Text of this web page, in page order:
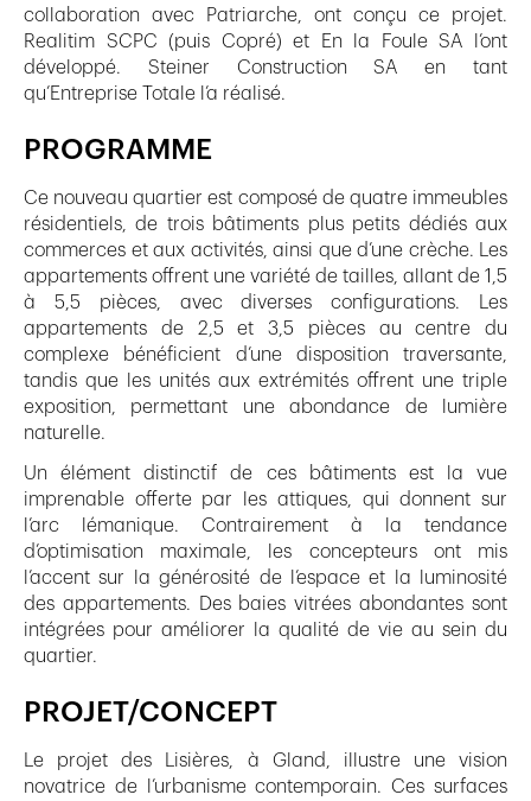
collaboration avec Patriarche, ont conçu ce projet.
Realitim SCPC (puis Copré) et En la Foule SA l’ont
développé. Steiner Construction SA en tant
qu’Entreprise Totale l’a réalisé.
PROGRAMME
Ce nouveau quartier est composé de quatre immeubles
résidentiels, de trois bâtiments plus petits dédiés aux
commerces et aux activités, ainsi que d’une crèche. Les
appartements offrent une variété de tailles, allant de 1,5
à 5,5 pièces, avec diverses configurations. Les
appartements de 2,5 et 3,5 pièces au centre du
complexe bénéficient d’une disposition traversante,
tandis que les unités aux extrémités offrent une triple
exposition, permettant une abondance de lumière
naturelle.
Un élément distinctif de ces bâtiments est la vue
imprenable offerte par les attiques, qui donnent sur
l’arc lémanique. Contrairement à la tendance
d’optimisation maximale, les concepteurs ont mis
l’accent sur la générosité de l’espace et la luminosité
des appartements. Des baies vitrées abondantes sont
intégrées pour améliorer la qualité de vie au sein du
quartier.
PROJET/CONCEPT
Le projet des Lisières, à Gland, illustre une vision
novatrice de l’urbanisme contemporain. Ces surfaces